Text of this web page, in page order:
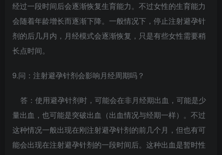
经过一段时间后会逐渐恢复生育能力。不过女性的生育能力
会随着年龄增长而逐渐下降。一般情况下，停止注射避孕针
剂的后几月内，月经模式会逐渐恢复，只是有些女性需要稍
长点时间。
9.问：注射避孕针剂会影响月经周期吗？
答：使用避孕针剂时，可能会在非月经期出血，可能是少
量出血，也可能是突破出血（出血情况与经期一样）。不过
这种情况一般出现在刚注射避孕针剂的前几个月，但也有可
能会出现在注射避孕针剂的一段时间后。这种出血是暂时性